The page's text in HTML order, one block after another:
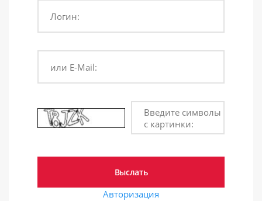
Логин:
или E-Mail:
Введите символы
с картинки:
Авторизация